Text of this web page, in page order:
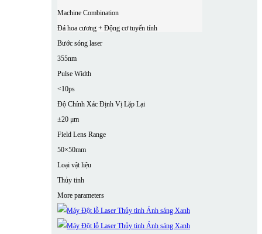
Machine Combination
Đá hoa cương + Động cơ tuyến tính
Bước sóng laser
355nm
Pulse Width
<10ps
Độ Chính Xác Định Vị Lặp Lại
±20 μm
Field Lens Range
50×50mm
Loại vật liệu
Thủy tinh
More parameters